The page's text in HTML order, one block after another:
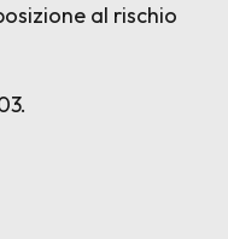
al rischio